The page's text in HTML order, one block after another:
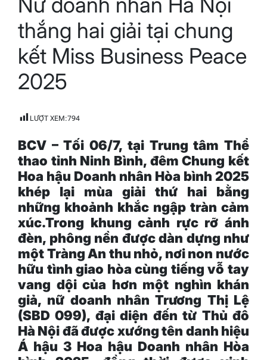
time
thắng hai giải tại chung
kết Miss Business Peace
2025
LƯỢT XEM:794
BCV –Tối 06/7, tại Trung tâm Thể
thao tỉnh Ninh Bình, đêm Chung kết
Hoa hậu Doanh nhân Hòa bình 2025
khép lại mùa giải thứ hai bằng
những khoảnh khắc ngập tràn cảm
xúc.Trong khung cảnh rực rỡ ánh
đèn, phông nền được dàn dựng như
một Tràng An thu nhỏ, nơi non nước
hữu tình giao hòa cùng tiếng vỗ tay
vang dội của hơn một nghìn khán
giả, nữ doanh nhân Trương Thị Lệ
(SBD 099), đại diện đến từ Thủ đô
Hà Nộiđã được xướng tên danh hiệu
Á hậu 3 Hoa hậu Doanh nhân Hòa